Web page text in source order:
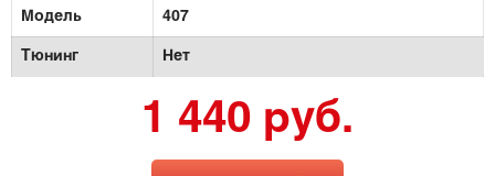
Модель 407
Тюнинг Нет
1 440 руб.